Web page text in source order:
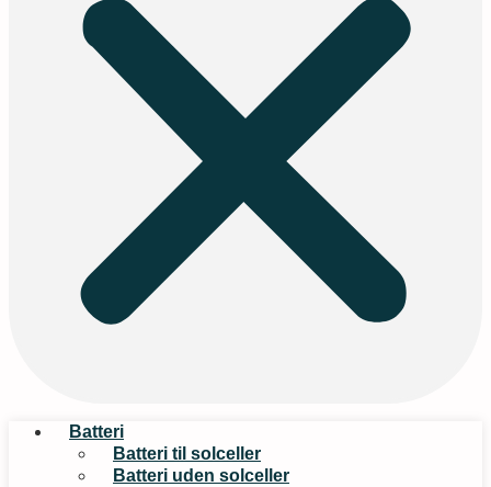
Batteri
Batteri til solceller
Batteri uden solceller